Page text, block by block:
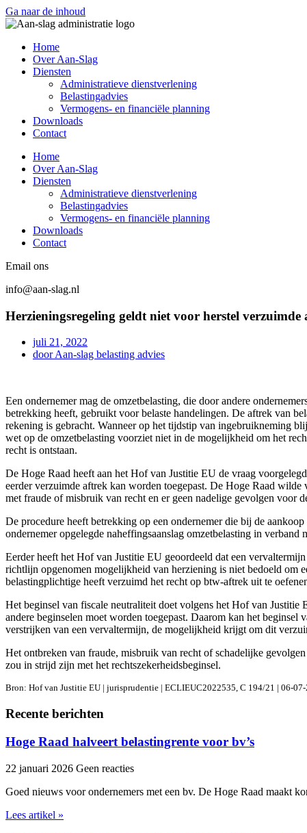
Ga naar de inhoud
Home
Over Aan-Slag
Diensten
Administratieve dienstverlening
Belastingadvies
Vermogens- en financiële planning
Downloads
Contact
Home
Over Aan-Slag
Diensten
Administratieve dienstverlening
Belastingadvies
Vermogens- en financiële planning
Downloads
Contact
Email ons
info@aan-slag.nl
Herzieningsregeling geldt niet voor herstel
juli 21, 2022
doorAan-slag belasting advies
Een ondernemer mag de omzetbelasting, die door andere
betrekking heeft, gebruikt voor belaste handelingen. De aftrek van
rekening is gebracht. Wanneer op het tijdstip van ingebruikneming
wet op de omzetbelasting voorziet niet in de mogelijkheid om het
recht is ontstaan.
De Hoge Raad heeft aan het Hof van Justitie EU de vraag
eerder verzuimde aftrek kan worden toegepast. De Hoge Raad
met fraude of misbruik van recht en er geen nadelige gevolgen voor
De procedure heeft betrekking op een ondernemer die bij de
ondernemer opgelegde naheffingsaanslag omzetbelasting in
Eerder heeft het Hof van Justitie EU geoordeeld dat een
richtlijn opgenomen mogelijkheid van herziening is niet bedoeld om
belastingplichtige heeft verzuimd het recht op btw-aftrek uit te
Het beginsel van fiscale neutraliteit doet volgens het Hof van Justitie
andere beginselen moet worden toegepast. Daarom kan het
verstrijken van een vervaltermijn, de mogelijkheid krijgt om dit
Het ontbreken van fraude, misbruik van recht of schadelijke
zou in strijd zijn met het rechtszekerheidsbeginsel.
Bron: Hof van Justitie EU | jurisprudentie | ECLIEUC2022535, C 194/21 | 06-
Recente berichten
Hoge Raad halveert belastingrente voor bv’s
22 januari 2026 Geen reacties
Goed nieuws voor ondernemers met een bv. De Hoge Raad maakt
Lees artikel »